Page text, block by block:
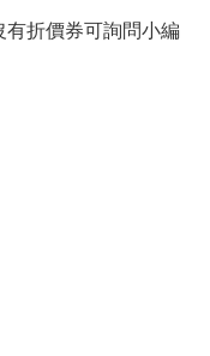
有折價券可詢問小編